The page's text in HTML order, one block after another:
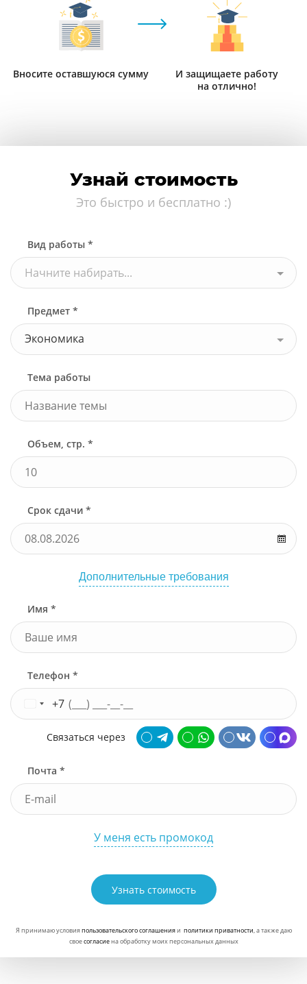
Вносите оставшуюся сумму
И защищаете работу
на отлично!
Узнай стоимость
Это быстро и бесплатно :)
Вид работы *
Начните набирать...
Предмет *
Экономика
Тема работы
Объем, стр. *
Срок сдачи *
Дополнительные требования
Имя *
Телефон *
+7
Связаться через
Почта *
У меня есть промокод
Узнать стоимость
Я принимаю условияпользовательского соглашенияи политики приватности, а также даю
своесогласиена обработку моих персональных данных
Узнать стоимость